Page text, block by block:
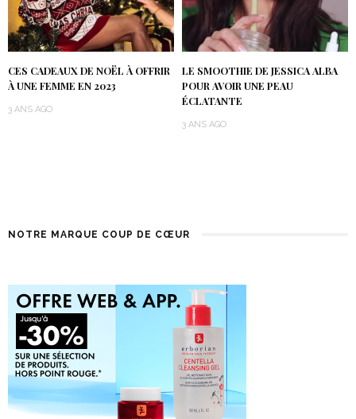
CES CADEAUX DE NOËL À OFFRIR
À UNE FEMME EN 2023
3 ANS AGO
LE SMOOTHIE DE JESSICA ALBA
POUR AVOIR UNE PEAU
ÉCLATANTE
3 ANS AGO
NOTRE MARQUE COUP DE CŒUR